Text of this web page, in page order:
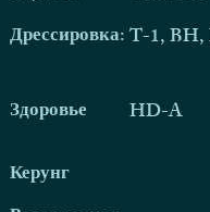
Дрессировка:T-1, BH,
Здоровье
HD-A
Керунг